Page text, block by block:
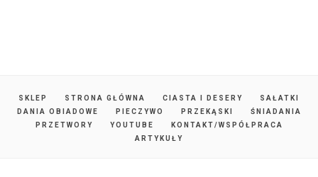
SKLEP STRONA GŁÓWNA CIASTA I DESERY
SAŁATKI
DANIA OBIADOWE
PIECZYWO PRZEKĄSKI
ŚNIADANIA
PRZETWORY
YOUTUBE
KONTAKT/WSPÓŁPRACA
ARTYKUŁY